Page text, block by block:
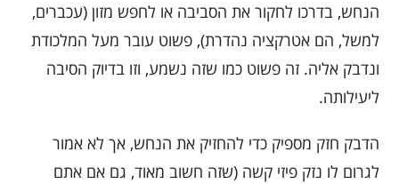
הנחש, בדרכו לחקור את הסביבה או לחפש מזון (עכברים,
למשל, הם אטרקציה נהדרת), פשוט עובר מעל המלכודת
ונדבק אליה. זה פשוט כמו שזה נשמע, וזו בדיוק הסיבה
ליעילותה.
הדבק חזק מספיק כדי להחזיק את הנחש, אך לא אמור
לגרום לו נזק פיזי קשה (שזה חשוב מאוד, גם אם אתם